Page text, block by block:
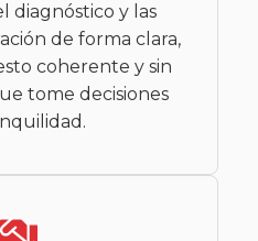
diagnóstico y las
de forma clara,
coherente y sin
tome decisiones